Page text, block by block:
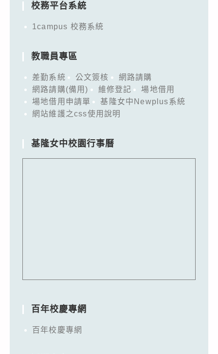
校務平台系統
1campus 校務系統
教職員專區
差勤系統 公文簽核
網路請購
網路請購(備用)
維修登記
場地借用
場地借用申請單
基隆女中Newplus系統
網站維護之css使用說明
基隆女中校園行事曆
百年校慶專網
百年校慶專網